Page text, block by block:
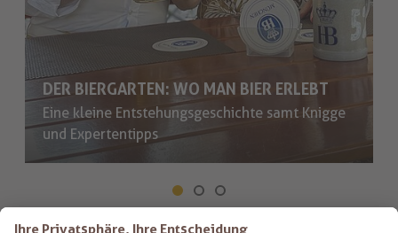
DER BIERGARTEN: WO MAN BIER ERLEBT
Eine kleine Entstehungsgeschichte samt Knigge
und Expertentipps